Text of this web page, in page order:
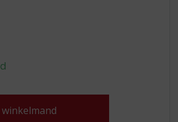
winkelmand